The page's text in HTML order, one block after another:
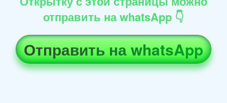
отправить на whatsApp 👇
Отправить на whatsApp